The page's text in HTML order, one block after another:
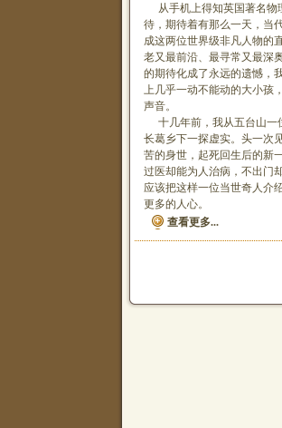
从手机上得知英国著名物
待，期待着有那么一天，当
成这两位世界级非凡人物的
老又最前沿、最寻常又最深
的期待化成了永远的遗憾，
上几乎一动不能动的大小孩
声音。
十几年前，我从五台山一
长葛乡下一探虚实。头一次
苦的身世，起死回生后的新
过医却能为人治病，不出
应该把这样一位当世奇人介
更多的人心。
查看更多...